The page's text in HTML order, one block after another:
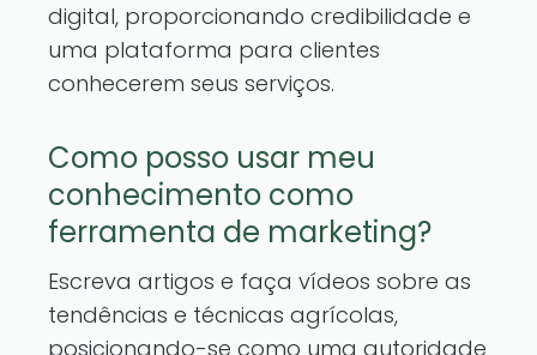
digital, proporcionando credibilidade e
uma plataforma para clientes
conhecerem seus serviços.
Como posso usar meu
conhecimento como
ferramenta de marketing?
Escreva artigos e faça vídeos sobre as
tendências e técnicas agrícolas,
posicionando-se como uma autoridade